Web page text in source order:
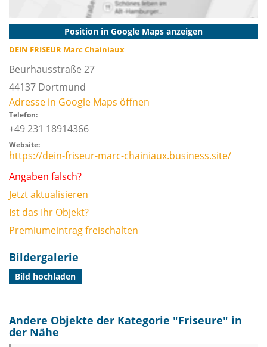
Position in Google Maps anzeigen
DEIN FRISEUR Marc Chainiaux
Beurhausstraße 27
44137 Dortmund
Adresse in Google Maps öffnen
Telefon:
+49 231 18914366
Website:
https://dein-friseur-marc-chainiaux.business.site/
Angaben falsch?
Jetzt aktualisieren
Ist das Ihr Objekt?
Premiumeintrag freischalten
Bildergalerie
Bild hochladen
Andere Objekte der Kategorie "Friseure" in
der Nähe